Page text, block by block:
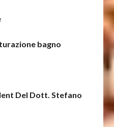
bagno
Del Dott. Stefano